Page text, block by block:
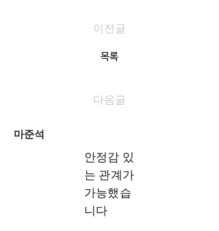
이전글
목록
다음글
마준석
안정감 있
는 관계가
가능했습
니다